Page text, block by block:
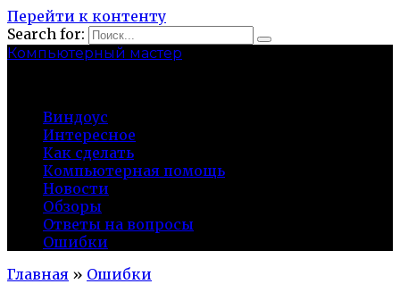
Перейти к контенту
Search for:
Компьютерный мастер
Виндоус
Интересное
Как сделать
Компьютерная помощь
Новости
Обзоры
Ответы на вопросы
Ошибки
Главная » Ошибки